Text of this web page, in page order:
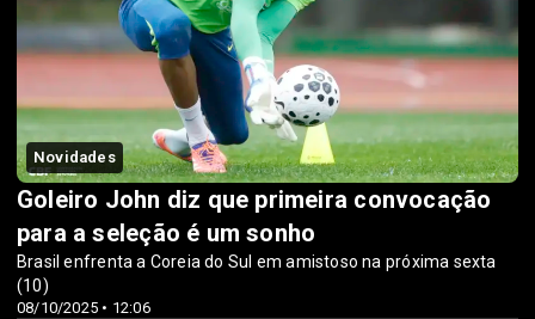
Novidades
08/10/2025 • 12:06
Goleiro John diz que primeira convocação
para a seleção é um sonho
Brasil enfrenta a Coreia do Sul em amistoso na próxima sexta
(10)